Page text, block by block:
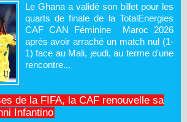
Le Ghana a validé son billet pour les
quarts de finale de la TotalEnergies
CAF CAN Féminine Maroc 2026
après avoir arraché un match nul (1-
1) face au Mali, jeudi, au terme d'une
rencontre...
de la FIFA, la CAF renouvelle sa
Infantino